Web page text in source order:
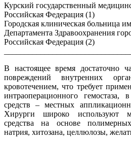
Курский государственный
Российская Федерация (1)
Городская клиническая больница
Департамента Здравоохранения
Российская Федерация (2)
В настоящее время достаточно
повреждений внутренних
кровотечением, что требует
интраоперационного
средств – местных
Хирурги широко используют
средства на основе
натрия, хитозана, целлюлозы,